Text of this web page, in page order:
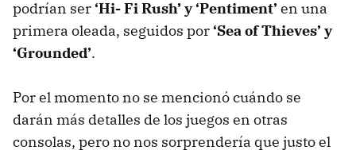
podrían ser‘Hi- Fi Rush’ y ‘Pentiment’ en una
primera oleada, seguidos por‘Sea of Thieves’ y
‘Grounded’.
Por el momento no se mencionó cuándo se
darán más detalles de los juegos en otras
consolas, pero no nos sorprendería que justo el